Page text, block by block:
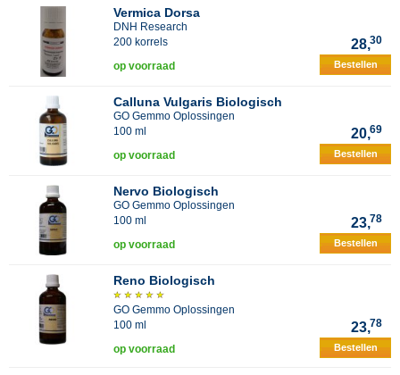
Vermica Dorsa
DNH Research
200 korrels
28,30
op voorraad Bestellen
Calluna Vulgaris Biologisch
GO Gemmo Oplossingen
100 ml
20,69
op voorraad Bestellen
Nervo Biologisch
GO Gemmo Oplossingen
100 ml
23,78
op voorraad Bestellen
Reno Biologisch
GO Gemmo Oplossingen
100 ml
23,78
op voorraad Bestellen